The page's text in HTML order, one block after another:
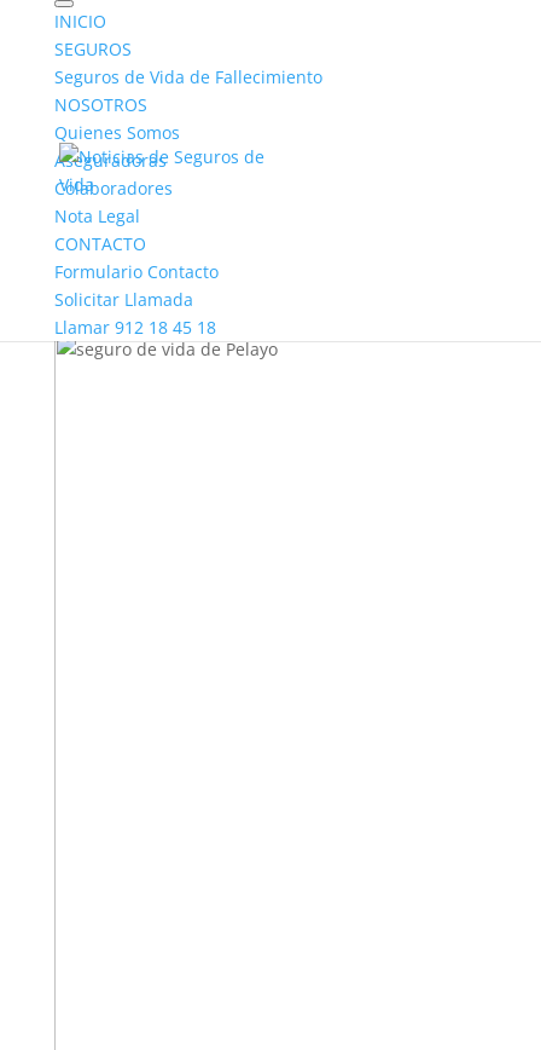
INICIO
SEGUROS
Seguros de Vida de Fallecimiento
NOSOTROS
Quienes Somos
Aseguradoras
Colaboradores
Nota Legal
CONTACTO
Formulario Contacto
Solicitar Llamada
Llamar 912 18 45 18
Seguro de vida de Pelayo
| 3 Excelentes pólizas
porYuri|Mar 30, 2023
Comentarios